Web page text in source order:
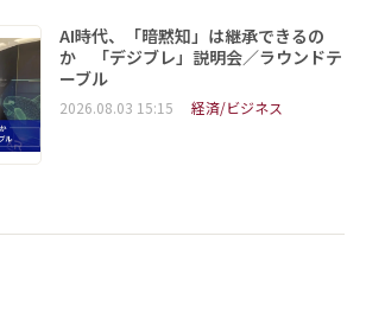
AI時代、「暗黙知」は継承できるの
か 「デジブレ」説明会／ラウンドテ
ーブル
2026.08.03 15:15 経済/ビジネス